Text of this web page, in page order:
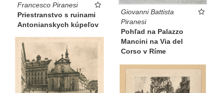
Francesco Piranesi
Priestranstvo s ruinami
Antonianskych kúpeľov
Giovanni Battista
Piranesi
Pohľad na Palazzo
Mancini na Via del
Corso v Ríme